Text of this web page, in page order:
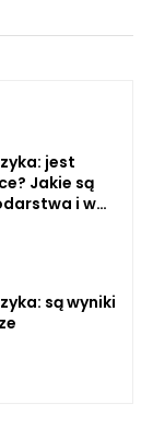
jest
Jakie są
i w
są wyniki